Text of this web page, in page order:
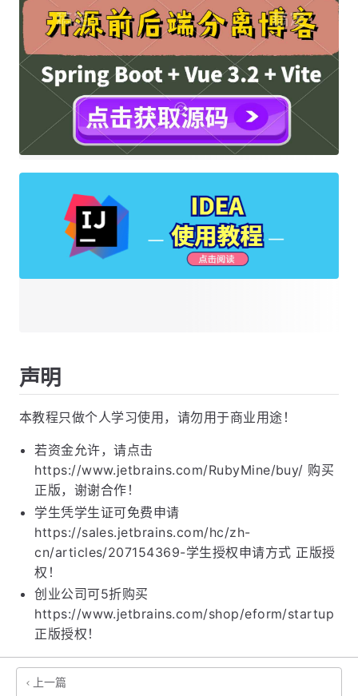
声明
本教程只做个人学习使用，请勿用于商业用途！
若资金允许，请点击
https://www.jetbrains.com/RubyMine/buy/ 购买
正版，谢谢合作！
学生凭学生证可免费申请
https://sales.jetbrains.com/hc/zh-
cn/articles/207154369-学生授权申请方式 正版授
权！
创业公司可5折购买
https://www.jetbrains.com/shop/eform/startup
正版授权！
上一篇